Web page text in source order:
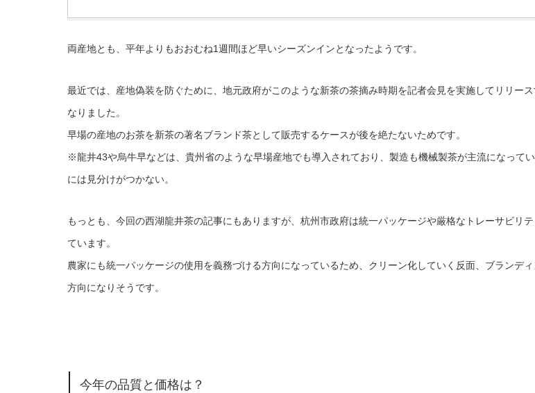
両産地とも、平年よりもおおむね1週間ほど早いシーズンインとなったようです。
最近では、産地偽装を防ぐために、地元政府がこのような新茶の茶摘み時期を記者会見を実施してリリー
なりました。
早場の産地のお茶を新茶の著名ブランド茶として販売するケースが後を絶たないためです。
※龍井43や烏牛早などは、貴州省のような早場産地でも導入されており、製造も機械製茶が主流になって
には見分けがつかない。
もっとも、今回の西湖龍井茶の記事にもありますが、杭州市政府は統一パッケージや厳格なトレーサビリ
ています。
農家にも統一パッケージの使用を義務づける方向になっているため、クリーン化していく反面、ブランデ
方向になりそうです。
今年の品質と価格は？